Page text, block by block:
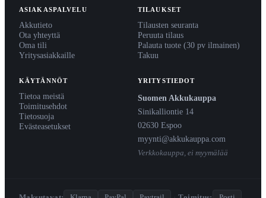
ASIAKASPALVELU
Akkutieto
Ota yhteyttä
Oma tili
Yritysasiakkaille
TILAUKSET
Tilausten seuranta
Peruuta tilaus
Palauta tuote (30 pv ilmainen)
Takuu
KÄYTÄNNÖT
Tietoa meistä
Toimitusehdot
Tietosuoja
Evästeasetukset
YRITYSTIEDOT
Suomen Akkukauppa
Sinikalliontie 14
02630 Espoo
myynti@akkukauppa.com
Verkkokauppa, ei myymälää